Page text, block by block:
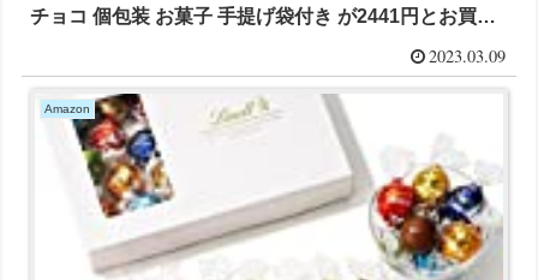
チョコ 個包装 お菓子 手提げ袋付き が2441円とお買い
2023.03.09
Amazon